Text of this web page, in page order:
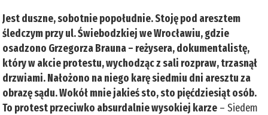
Jest duszne, sobotnie popołudnie. Stoję pod aresztem
śledczym przy ul. Świebodzkiej we Wrocławiu, gdzie
osadzono Grzegorza Brauna – reżysera, dokumentalistę,
który w akcie protestu, wychodząc z sali rozpraw, trzasnął
drzwiami. Nałożono na niego karę siedmiu dni aresztu za
obrazę sądu. Wokół mnie jakieś sto, sto pięćdziesiąt osób.
To protest przeciwko absurdalnie wysokiej karze – Siedem